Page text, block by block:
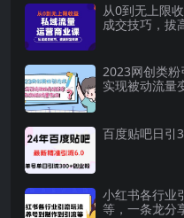
从0到无上限
成交技巧，拔
2023网创类粉
实现被动流量
百度贴吧日引
小红书各行业
等，一条龙分